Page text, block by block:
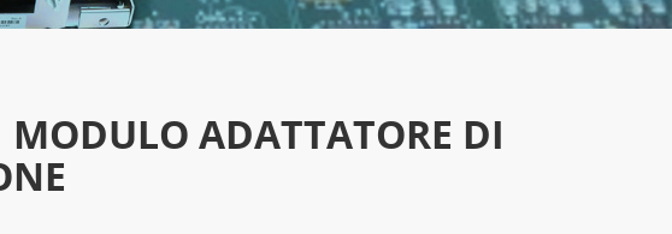
ADATTATORE DI